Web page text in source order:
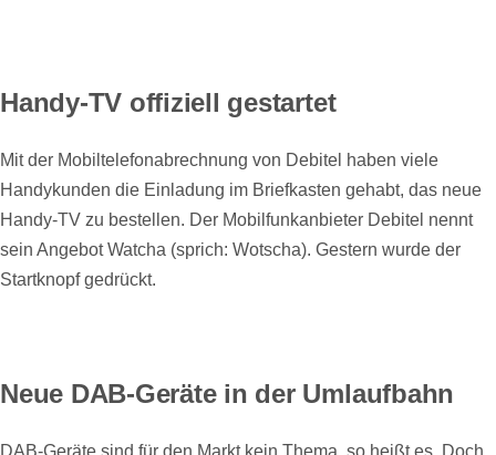
Handy-TV offiziell gestartet
Mit der Mobiltelefonabrechnung von Debitel haben viele
Handykunden die Einladung im Briefkasten gehabt, das neue
Handy-TV zu bestellen. Der Mobilfunkanbieter Debitel nennt
sein Angebot Watcha (sprich: Wotscha). Gestern wurde der
Startknopf gedrückt.
Neue DAB-Geräte in der Umlaufbahn
DAB-Geräte sind für den Markt kein Thema, so heißt es. Doch